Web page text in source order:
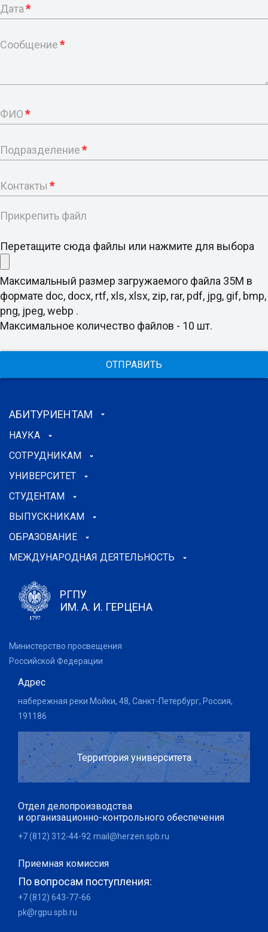
Дата*
Сообщение*
ФИО*
Подразделение*
Контакты *
Прикрепить файл
Перетащите сюда файлы или нажмите для выбора
Максимальный размер загружаемого файла 35M в
формате doc, docx, rtf, xls, xlsx, zip, rar, pdf, jpg, gif, bmp,
png, jpeg, webp .
Максимальное количество файлов - 10 шт.
ОТПРАВИТЬ
АБИТУРИЕНТАМ
НАУКА
СОТРУДНИКАМ
УНИВЕРСИТЕТ
СТУДЕНТАМ
ВЫПУСКНИКАМ
ОБРАЗОВАНИЕ
МЕЖДУНАРОДНАЯ ДЕЯТЕЛЬНОСТЬ
РГПУ
ИМ. А. И. ГЕРЦЕНА
Министерство просвещения
Российской Федерации
Адрес
набережная реки Мойки, 48, Санкт-Петербург, Россия,
191186
Территория университета
Отдел делопроизводства
и организационно-контрольного обеспечения
+7 (812) 312-44-92 mail@herzen.spb.ru
Приемная комиссия
По вопросам поступления:
+7 (812) 643-77-66
pk@rgpu.spb.ru